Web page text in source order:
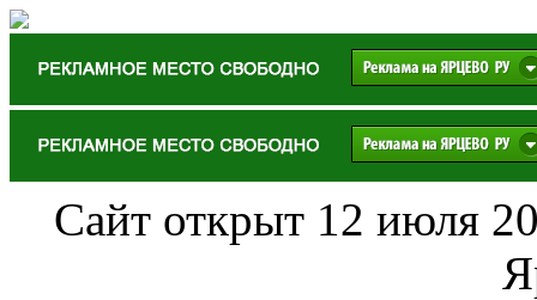
Сайт открыт 12 июля